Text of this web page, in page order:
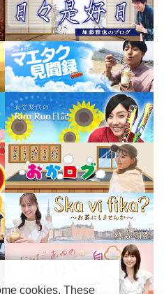
cookies. These